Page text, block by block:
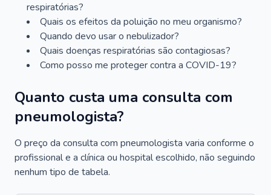
respiratórias?
Quais os efeitos da poluição no meu organismo?
Quando devo usar o nebulizador?
Quais doenças respiratórias são contagiosas?
Como posso me proteger contra a COVID-19?
Quanto custa uma consulta com
pneumologista?
O preço da consulta com pneumologista varia conforme o
profissional e a clínica ou hospital escolhido, não seguindo
nenhum tipo de tabela.